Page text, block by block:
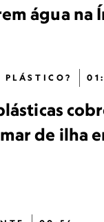
água na
de ilha